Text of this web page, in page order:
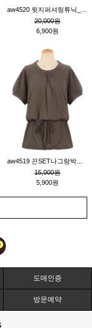
20,000원
6,900원
15,000원
5,900원
도매인증
방문예약